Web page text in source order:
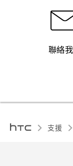
聯絡
支援